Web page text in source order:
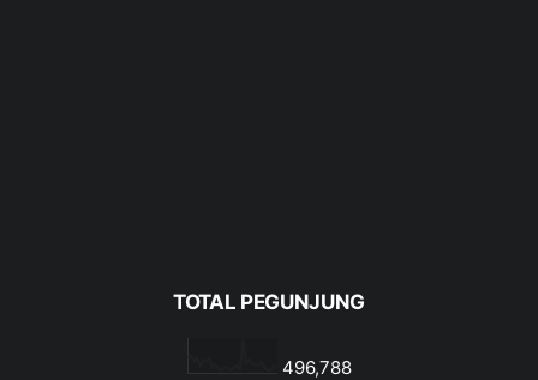
TOTAL PEGUNJUNG
496,788